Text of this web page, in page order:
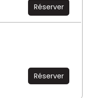
Réserver
Réserver